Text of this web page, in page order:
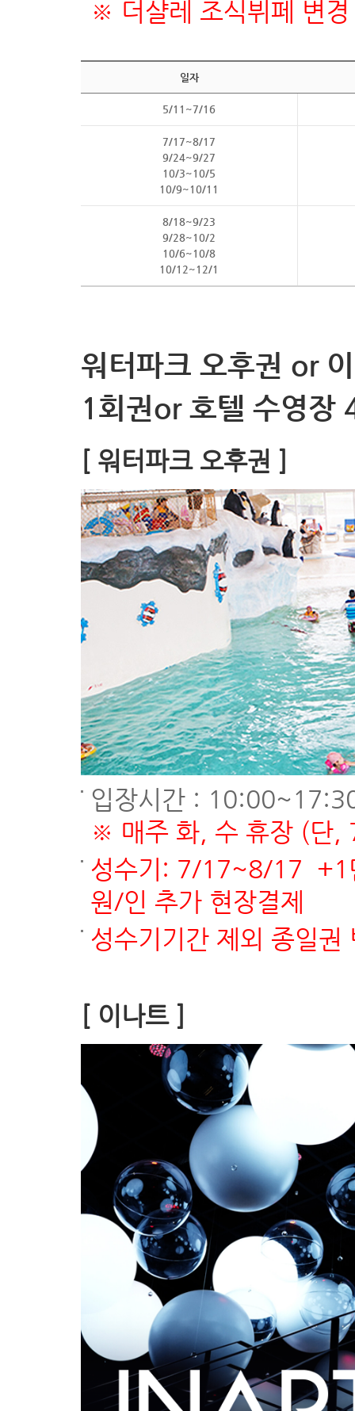
※ 더샬레 조식뷔페 변
일자
5/11~7/16
7/17~8/17
9/24~9/27
10/3~10/5
10/9~10/11
8/18~9/23
9/28~10/2
10/6~10/8
10/12~12/1
워터파크 오후권 or
1회권or 호텔 수영장
[ 워터파크 오후권 ]
입장시간 :
※ 매주 화, 수 휴장 (단
성수기: 7/17~8/17 +1
원/인 추가 현장결제
성수기기간 제외 종일
[ 이나트 ]